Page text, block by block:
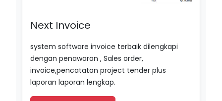
Next Invoice
system software invoice terbaik dilengkapi
dengan penawaran , Sales order,
invoice,pencatatan project tender plus
laporan laporan lengkap.